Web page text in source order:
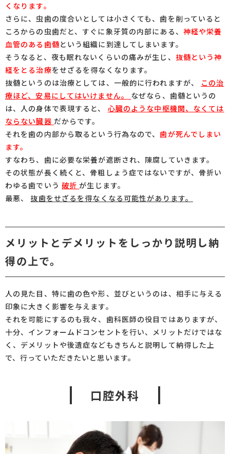
くなります。
さらに、虫歯の度合いとしては小さくても、歯を削っていると
ころからの虫歯だと、すぐに象牙質の内部にある、 神経や栄養
血管のある歯髄という組織に到達してしまいます。
そうなると、夜も眠れないくらいの痛みが生じ、 抜髄という神
経をとる治療をせざるを得なくなります。
抜髄というのは治療としては、一般的に行われますが、
この治
療ほど、安易にしてはいけません。 なぜなら、歯髄というの
は、人の身体で表現すると、
心臓のような中枢機関、なくては
ならない臓器 だからです。
それを歯の内部から取るという行為なので、歯が死んでしまい
ます。
すなわち、歯に必要な栄養が遮断され、陳腐していきます。
その状態が長く続くと、骨粗しょう症ではないですが、骨折い
わゆる歯でいう 破折が生じます。
最悪、 抜歯をせざるを得なくなる可能性があります。
メリットとデメリットをしっかり説明し納
得の上で。
人の見た目、特に歯の色や形、並びというのは、相手に与える
印象に大きく影響を与えます。
それを可能にするのも我々、歯科医師の役目ではありますが、
十分、インフォームドコンセントを行い、メリットだけではな
く、デメリットや後遺症などもきちんと説明して納得した上
で、行っていただきたいと思います。
口腔外科